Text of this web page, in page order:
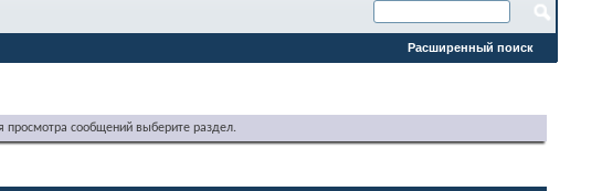
Расширенный поиск
просмотра сообщений выберите раздел.